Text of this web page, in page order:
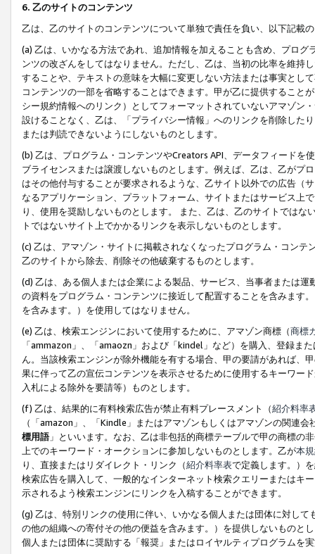
6. 乙のサイトのコンテンツ
乙は、乙のサイトのコンテンツについて単独で責任を負い、以下記載
(a) 乙は、いかなる方法であれ、追加情報を加えることも含め、プロ
ンツの改ざんをしてはなりません。ただし、乙は、当初の比率を維持
することや、テキストの意味を大幅に変更しない方法または事実とし
コンテンツの一部を省略することはできます。甲が乙に提供すること
シー規約情報へのリンク）としてフォーマットされていないアマゾン
設けることなく、乙は、「プライバシー情報」へのリンクを削除した
または判読できないようにしないものとします。
(b) 乙は、プログラム・コンテンツやCreators API、データフィード
ブライセンスまたは譲渡しないものとします。例えば、乙は、乙がプ
はその他付与することが要求されるような、乙サイト以外での広告（
なるアプリケーション、プラットフォーム、サイトまたはサービス上
り、使用を奨励しないものとします。 また、乙は、乙のサイトでは
トではないサイト上でかかるリンクを表示しないものとします。
(c) 乙は、アマゾン・サイトに掲載されなくなったプログラム・コン
乙のサイトから除去、削除その他破棄するものとします。
(d) 乙は、ある個人または企業による製品、サービス、当事者または
の資料をプログラム・コンテンツに接近して配置することを含みます
を含みます。）を使用してはなりません。
(e) 乙は、検索エンジンにおいて使用するために、アマゾン商標（商標
「ammazon」、「amaozn」および「kindel」など）を購入、登録ま
ん。当該検索エンジンが除外機能を有する場合、甲の要請があれば、
果に伴って乙の宣伝コンテンツを表示させるために使用するキーワー
入札による除外を要請等）ものとします。
(f) 乙は、結果的に有料検索広告が禁止有料プレースメント（紹介料率
（「amazon」、「Kindle」またはアマゾンもしくはアマゾンの関連
標用語」といいます。なお、乙は非包括的商標テーブルで甲の商標の
上でのキーワード・オークションに参加しないものとします。乙が本
り、直接またはリダイレクト・リンク（紹介料率表で定義します。）
検索広告を購入して、一般的なインターネット検索クエリーまたはキ
示されるよう検索エンジンにリンクを入稿することができます。
(g) 乙は、特別リンクの使用に伴い、いかなる個人または団体に対し
の他の組織への寄付その他の便益を含みます。）を提供しないものと
個人または団体に奨励する「報奨」またはロイヤルティプログラムを